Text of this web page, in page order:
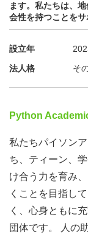
ます。私たちは、
会性を持つことを
設立年
法人格
そ
Python
私たちパイソン
ち、ティーン、
け合う力を育み
くことを目指し
く、心身ともに
団体です。 人の